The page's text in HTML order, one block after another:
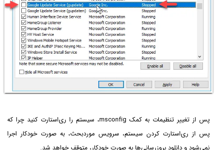
پس از تغییر تنظیمات به کمک msconfig، سیستم را ری‌استارت کنید چرا که
پس از ری‌استارت کردن سیستم، سرویس موردبحث، به صورت خودکار اجرا
نمی‌شود و دانلود بروزرسانی‌ها به صورت خودکار، متوقف خواهد شد.